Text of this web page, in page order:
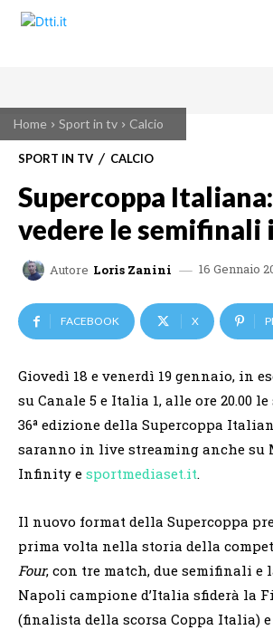
Home Sport in tv Calcio
SPORT IN TV CALCIO
Supercoppa
vedere le semifinali
Autore Loris Zanini 16 Gennaio
FACEBOOK X
Giovedì 18 e venerdì 19 gennaio, in
su Canale 5 e Italia 1, alle ore 20.00
36ª edizione della Supercoppa
saranno in live streaming anche su
Infinity e sportmediaset.it.
Il nuovo format della Supercoppa
prima volta nella storia della
Four, con tre match, due semifinali e
Napoli campione d’Italia sfiderà la
(finalista della scorsa Coppa Italia) e